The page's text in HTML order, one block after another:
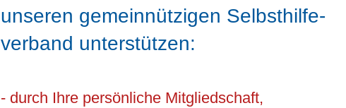
unseren gemeinnützigen Selbsthilfe-
verband unterstützen:
- durch Ihre persönliche Mitgliedschaft,